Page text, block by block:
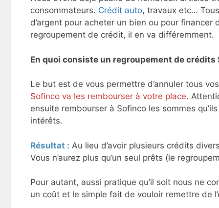
consommateurs. Crédit auto, travaux etc…
d’argent pour acheter un bien ou pour
regroupement de crédit, il en va différemment.
En quoi consiste un regroupement de crédits
Le but est de vous permettre d’annuler tous
Sofinco va les rembourser à votre place.
ensuite rembourser à Sofinco les sommes
intérêts.
Résultat : Au lieu d’avoir plusieurs crédits
Vous n’aurez plus qu’un seul prêts (le
Pour autant, aussi pratique qu’il soit nous ne
un coût et le simple fait de vouloir remettre de